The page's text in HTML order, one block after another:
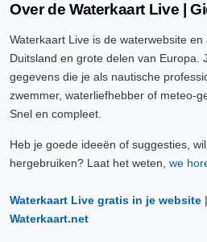
Over de Waterkaart Live |
Waterkaart Live is de waterwebsite en
Duitsland en grote delen van Europa.
gegevens die je als nautische
zwemmer, waterliefhebber of meteo-
Snel en compleet.
Heb je goede ideeën of suggesties,
hergebruiken? Laat het weten, we
Waterkaart Live gratis in je website |
Waterkaart.net